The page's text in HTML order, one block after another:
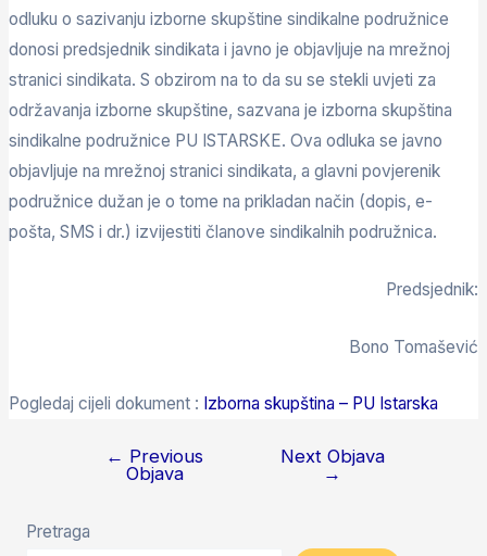
odluku o sazivanju izborne skupštine sindikalne podružnice
donosi predsjednik sindikata i javno je objavljuje na mrežnoj
stranici sindikata. S obzirom na to da su se stekli uvjeti za
održavanja izborne skupštine, sazvana je izborna skupština
sindikalne podružnice PU ISTARSKE. Ova odluka se javno
objavljuje na mrežnoj stranici sindikata, a glavni povjerenik
podružnice dužan je o tome na prikladan način (dopis, e-
pošta, SMS i dr.) izvijestiti članove sindikalnih podružnica.
Predsjednik:
Bono Tomašević
Pogledaj cijeli dokument : Izborna skupština – PU Istarska
← Previous
Objava
Next Objava
→
Pretraga